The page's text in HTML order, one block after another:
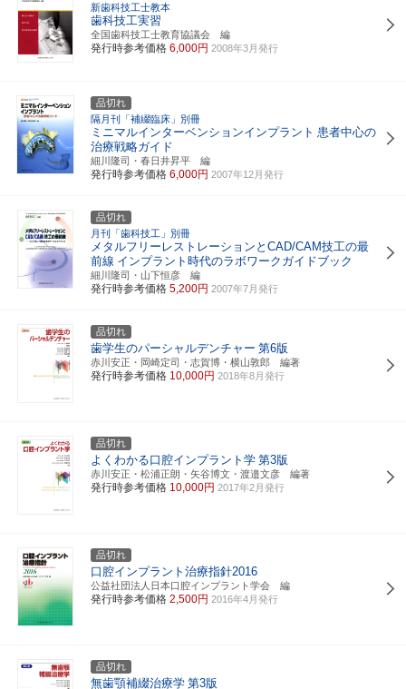
新歯科技工士教本
歯科技工実習
全国歯科技工士教育協議会 編
発行時参考価格 6,000円 2008年3月発行
品切れ
隔月刊「補綴臨床」別冊
ミニマルインターベンションインプラント 患者中心の
治療戦略ガイド
細川隆司・春日井昇平 編
発行時参考価格 6,000円 2007年12月発行
品切れ
月刊「歯科技工」別冊
メタルフリーレストレーションとCAD/CAM技工の最
前線 インプラント時代のラボワークガイドブック
細川隆司・山下恒彦 編
発行時参考価格 5,200円 2007年7月発行
品切れ
歯学生のパーシャルデンチャー 第6版
赤川安正・岡崎定司・志賀博・横山敦郎 編著
発行時参考価格 10,000円 2018年8月発行
品切れ
よくわかる口腔インプラント学 第3版
赤川安正・松浦正朗・矢谷博文・渡邉文彦 編著
発行時参考価格 10,000円 2017年2月発行
品切れ
口腔インプラント治療指針2016
公益社団法人日本口腔インプラント学会 編
発行時参考価格 2,500円 2016年4月発行
品切れ
無歯顎補綴治療学 第3版